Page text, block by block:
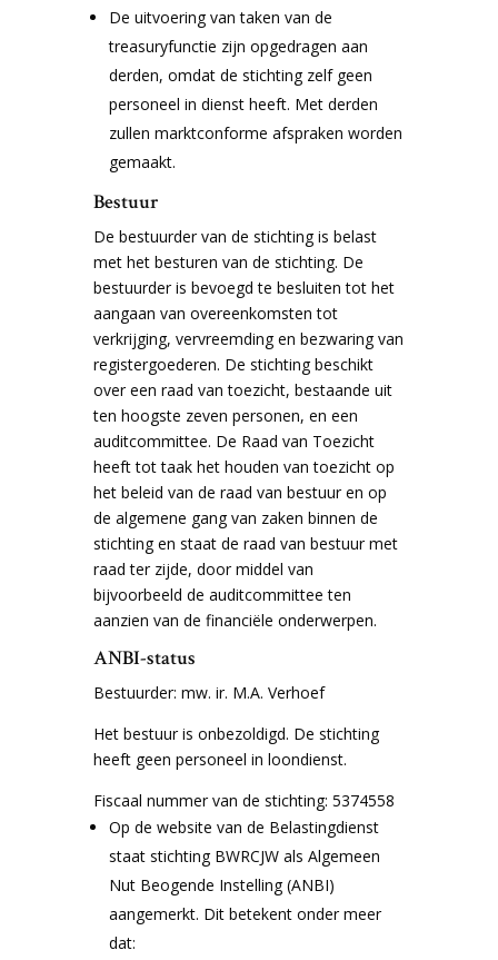
De uitvoering van taken van de
treasuryfunctie zijn opgedragen aan
derden, omdat de stichting zelf geen
personeel in dienst heeft. Met derden
zullen marktconforme afspraken worden
gemaakt.
Bestuur
De bestuurder van de stichting is belast
met het besturen van de stichting. De
bestuurder is bevoegd te besluiten tot het
aangaan van overeenkomsten tot
verkrijging, vervreemding en bezwaring van
registergoederen. De stichting beschikt
over een raad van toezicht, bestaande uit
ten hoogste zeven personen, en een
auditcommittee. De Raad van Toezicht
heeft tot taak het houden van toezicht op
het beleid van de raad van bestuur en op
de algemene gang van zaken binnen de
stichting en staat de raad van bestuur met
raad ter zijde, door middel van
bijvoorbeeld de auditcommittee ten
aanzien van de financiële onderwerpen.
ANBI-status
Bestuurder: mw. ir. M.A. Verhoef
Het bestuur is onbezoldigd. De stichting
heeft geen personeel in loondienst.
Fiscaal nummer van de stichting: 5374558
Op de website van de Belastingdienst
staat stichting BWRCJW als Algemeen
Nut Beogende Instelling (ANBI)
aangemerkt. Dit betekent onder meer
dat: